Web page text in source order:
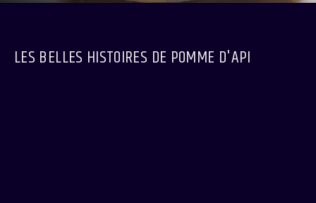
LES BELLES HISTOIRES DE POMME D'API